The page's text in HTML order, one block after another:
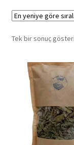
Tek bir sonuç